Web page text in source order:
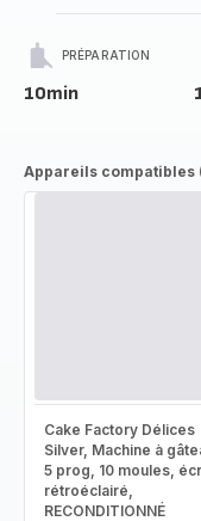
PRÉPARATION
10min
Appareils compatibles
Cake Factory Délices
Silver, Machine à
5 prog, 10 moules,
rétroéclairé,
RECONDITIONNÉ